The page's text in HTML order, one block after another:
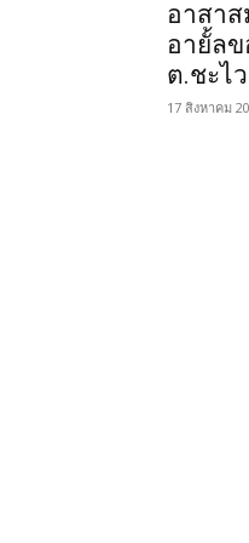
อาสาส
อายั้ล
ต.ชะไ
17 สิงหาคม